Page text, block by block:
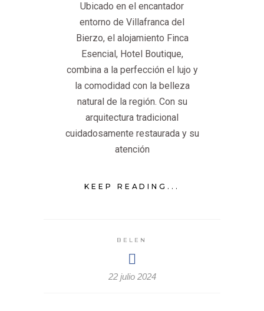
Ubicado en el encantador
entorno de Villafranca del
Bierzo, el alojamiento Finca
Esencial, Hotel Boutique,
combina a la perfección el lujo y
la comodidad con la belleza
natural de la región. Con su
arquitectura tradicional
cuidadosamente restaurada y su
atención
KEEP READING...
BELEN
22 julio 2024